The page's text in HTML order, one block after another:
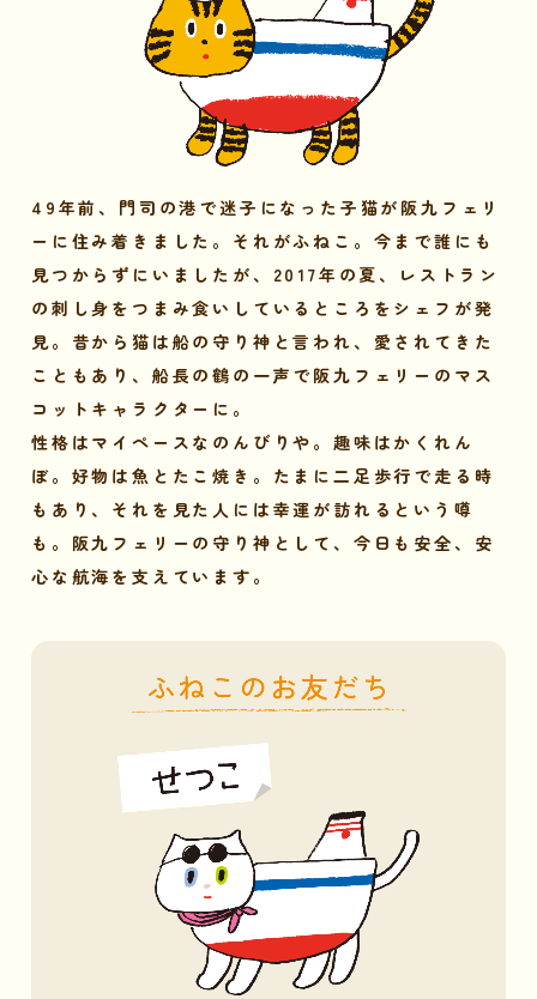
49年前、門司の港で迷子になった子猫が阪九フェリ
ーに住み着きました。それがふねこ。今まで誰にも
見つからずにいましたが、2017年の夏、レストラン
の刺し身をつまみ食いしているところをシェフが発
見。昔から猫は船の守り神と言われ、愛されてきた
こともあり、船長の鶴の一声で阪九フェリーのマス
コットキャラクターに。
性格はマイペースなのんびりや。趣味はかくれん
ぼ。好物は魚とたこ焼き。たまに二足歩行で走る時
もあり、それを見た人には幸運が訪れるという噂
も。阪九フェリーの守り神として、今日も安全、安
心な航海を支えています。